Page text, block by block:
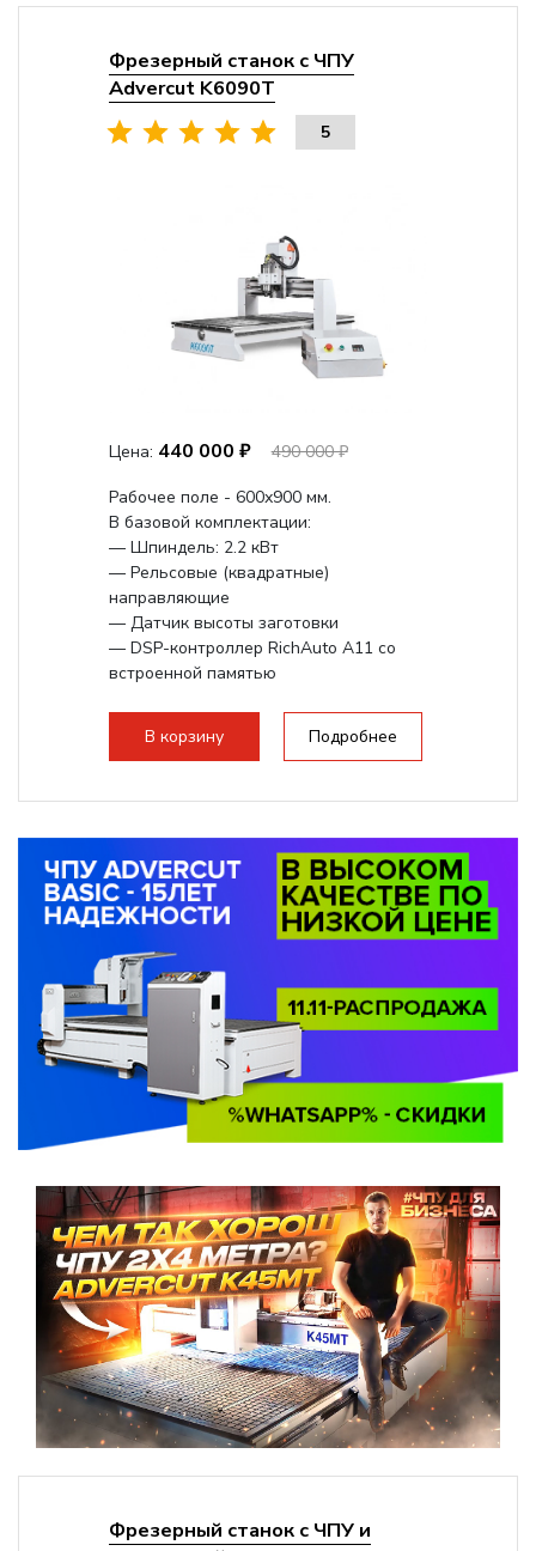
Фрезерный станок с ЧПУ
Advercut K6090T
5
Цена: 440 000 ₽
490 000 ₽
Рабочее поле - 600х900 мм.
В базовой комплектации:
— Шпиндель: 2.2 кВт
— Рельсовые (квадратные)
направляющие
— Датчик высоты заготовки
— DSP-контроллер RichAuto A11 со
встроенной памятью
Увеличение хода по...
В корзину Подробнее
Фрезерный станок с ЧПУ и